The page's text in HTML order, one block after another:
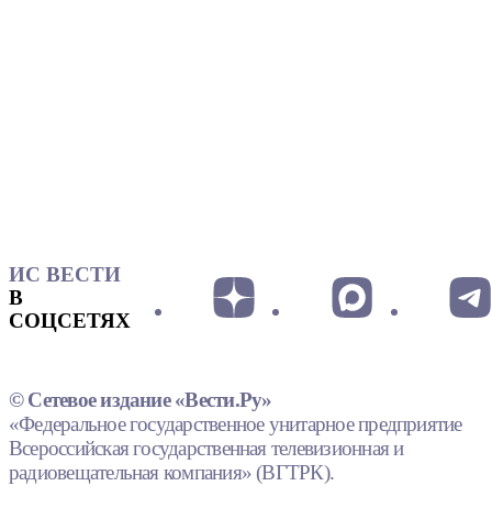
ИС ВЕСТИ
В
СОЦСЕТЯХ
© Сетевое издание «Вести.Ру»
«Федеральное государственное унитарное предприятие
Всероссийская государственная телевизионная и
радиовещательная компания» (ВГТРК).